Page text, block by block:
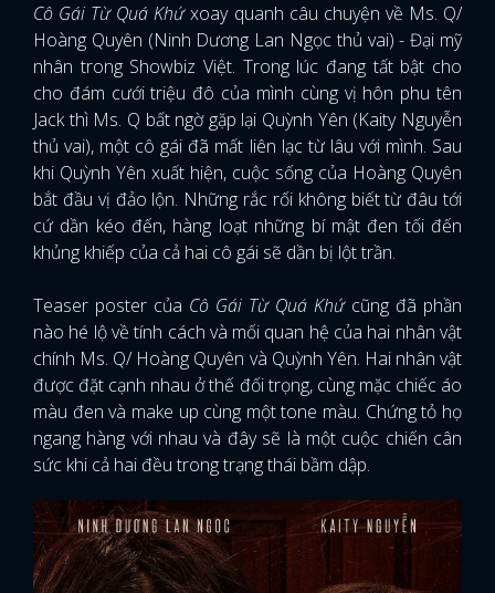
Cô Gái Từ Quá Khứxoay quanh câu chuyện về Ms. Q/
Hoàng Quyên (Ninh Dương Lan Ngọc thủ vai) - Đại mỹ
nhân trong Showbiz Việt. Trong lúc đang tất bật cho
cho đám cưới triệu đô của mình cùng vị hôn phu tên
Jack thì Ms. Q bất ngờ gặp lại Quỳnh Yên (Kaity Nguyễn
thủ vai), một cô gái đã mất liên lạc từ lâu với mình. Sau
khi Quỳnh Yên xuất hiện, cuộc sống của Hoàng Quyên
bắt đầu vị đảo lộn. Những rắc rối không biết từ đâu tới
cứ dần kéo đến, hàng loạt những bí mật đen tối đến
khủng khiếp của cả hai cô gái sẽ dần bị lột trần.
Teaser poster của Cô Gái Từ Quá Khứ cũng đã phần
nào hé lộ về tính cách và mối quan hệ của hai nhân vật
chính Ms. Q/ Hoàng Quyên và Quỳnh Yên. Hai nhân vật
được đặt cạnh nhau ở thế đối trọng, cùng mặc chiếc áo
màu đen và make up cùng một tone màu. Chứng tỏ họ
ngang hàng với nhau và đây sẽ là một cuộc chiến cân
sức khi cả hai đều trong trạng thái bầm dập.